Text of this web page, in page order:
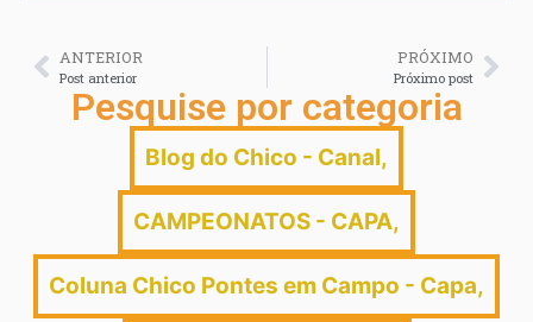
ANTERIOR
Post anterior
PRÓXIMO
Próximo post
Pesquise por categoria
Blog do Chico - Canal,
CAMPEONATOS - CAPA,
Coluna Chico Pontes em Campo - Capa,